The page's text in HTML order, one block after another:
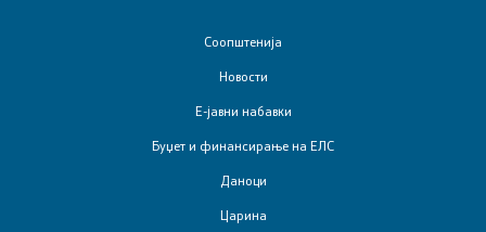
Соопштенија
Новости
Е-јавни набавки
Буџет и финансирање на ЕЛС
Даноци
Царина